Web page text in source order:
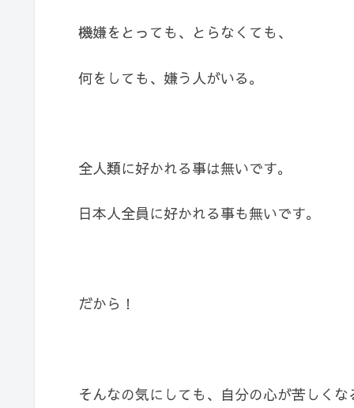
機嫌をとっても、とらなくても、
何をしても、嫌う人がいる。
全人類に好かれる事は無いです。
日本人全員に好かれる事も無いです。
だから！
そんなの気にしても、自分の心が苦しくな